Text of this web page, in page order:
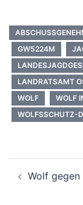
GW5224M
LANDRATSAMT
WOLF
WOLF
WOLFSSCHUTZ-
Wolf gegen